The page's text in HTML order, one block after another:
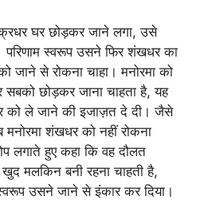
घर छोड़कर जाने लगा, उसे
परिणाम स्वरूप उसने फिर शंखधर का
जाने से रोकना चाहा। मनोरमा को
छोड़कर जाना चाहता है, यह
ले जाने की इजाज़त दे दी। जैसे
मनोरमा शंखधर को नहीं रोकना
लगाते हुए कहा कि वह दौलत
मलकिन बनी रहना चाहती है,
उसने जाने से इंकार कर दिया।